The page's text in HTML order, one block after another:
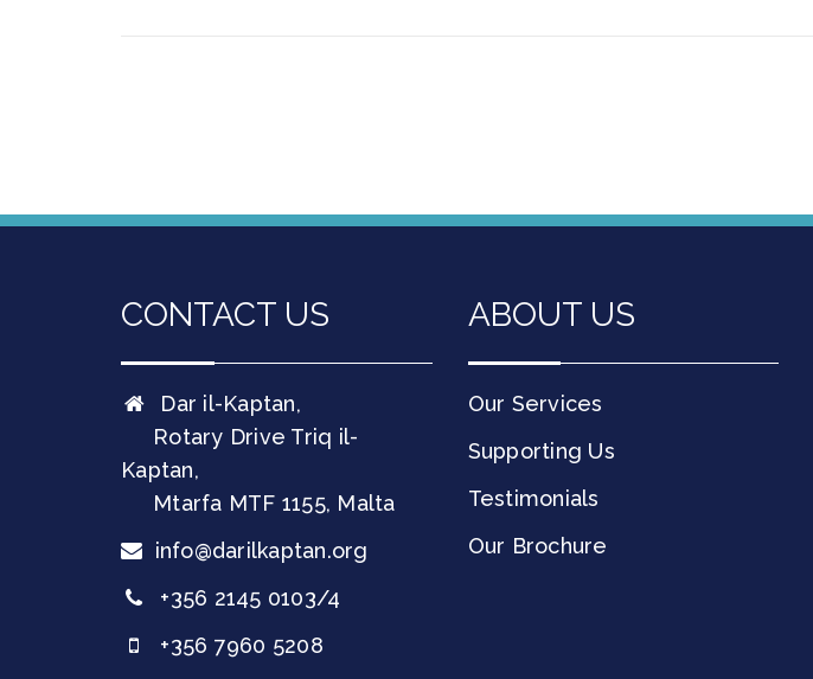
CONTACT US
Dar il-Kaptan,
Rotary Drive Triq il-
Kaptan,
Mtarfa MTF 1155, Malta
info@darilkaptan.org
+356 2145 0103/4
+356 7960 5208
ABOUT US
Our Services
Supporting Us
Testimonials
Our Brochure